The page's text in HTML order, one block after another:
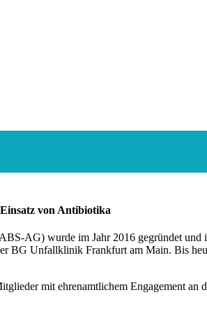
von Antibiotika
AG) wurde im Jahr 2016 gegründet
BG Unfallklinik Frankfurt am Main. Bis
mit ehrenamtlichem Engagement